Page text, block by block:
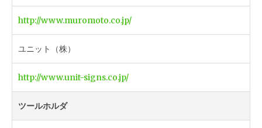
http://www.muromoto.co.jp/
ユニット（株）
http://www.unit-signs.co.jp/
ツールホルダ